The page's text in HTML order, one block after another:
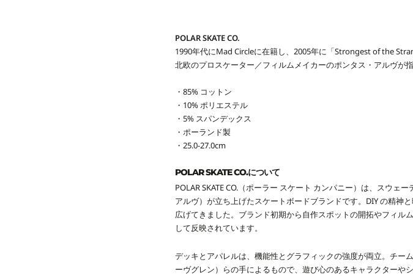
POLAR SKATE CO.
1990年代にMad Circleに在籍し、2005年に「Strongest of the
北欧のプロスケーター／フィルムメイカーのポンタス・アルヴが
・85% コットン
・10% ポリエステル
・5% スパンデックス
・ポーランド製
・25.0-27.0cm
POLAR SKATE CO.について
POLAR SKATE CO.（ポーラー スケート カンパニー）は、スウェ
アルヴ）が立ち上げたスケートボードブランドです。DIY の精神
広げてきました。ブランド初期から自作スポットの開拓やフィ
して反映されています。
デッキとアパレルは、機能性とグラフィックの強度が両立。チー
ーヴグレン）らの手によるもので、遊び心のあるキャラクター